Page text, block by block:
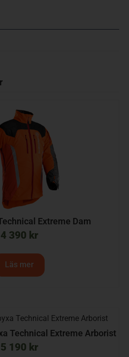
Extreme Dam
4 390 kr
Läs mer
Technical Extreme Arborist
5 190 kr